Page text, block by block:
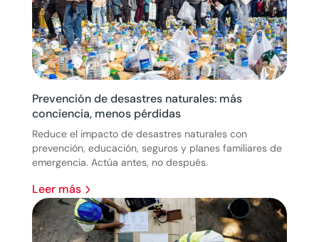
Prevención de desastres naturales: más
conciencia, menos pérdidas
Reduce el impacto de desastres naturales con
prevención, educación, seguros y planes familiares de
emergencia. Actúa antes, no después.
leer más